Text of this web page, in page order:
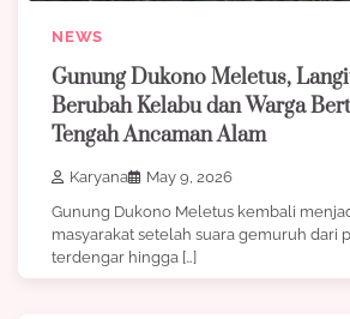
NEWS
Gunung Dukono Meletus,
Berubah Kelabu dan Warga
Tengah Ancaman Alam
Karyana
May 9, 2026
Gunung Dukono Meletus kembali
masyarakat setelah suara gemuruh dari
terdengar hingga […]